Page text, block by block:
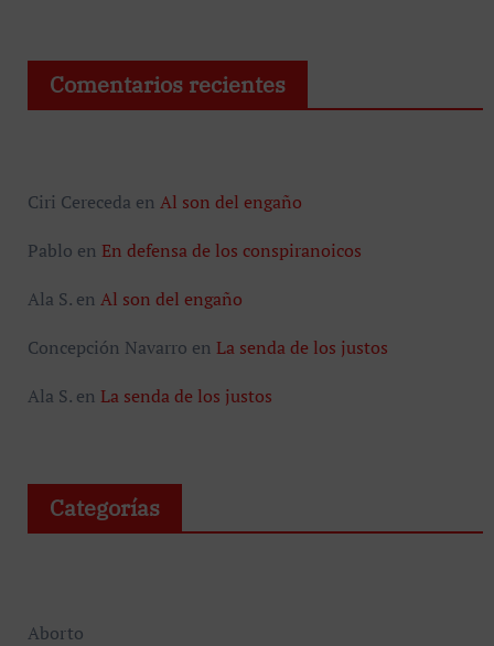
Comentarios recientes
Ciri Cereceda en Al son del engaño
Pablo en En defensa de los conspiranoicos
Ala S.en Al son del engaño
Concepción Navarro en La senda de los justos
Ala S.en La senda de los justos
Categorías
Aborto